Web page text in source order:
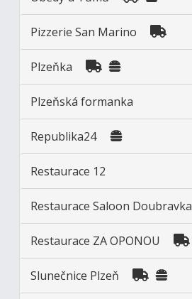
Pizzerie San Marino
Plzeňka
Plzeňská formanka
Republika24
Restaurace 12
Restaurace Saloon Doubravka
Restaurace ZA OPONOU
Slunečnice Plzeň